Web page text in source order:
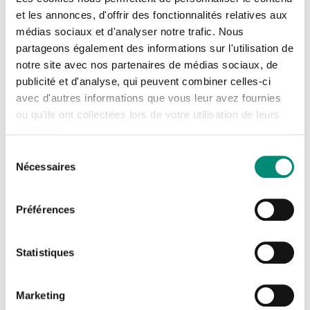
et les annonces, d'offrir des fonctionnalités relatives aux
médias sociaux et d'analyser notre trafic. Nous
partageons également des informations sur l'utilisation de
notre site avec nos partenaires de médias sociaux, de
publicité et d'analyse, qui peuvent combiner celles-ci
avec d'autres informations que vous leur avez fournies
ou qu'ils ont collectées lors de votre utilisation de leurs
Nécessaires
Préférences
Statistiques
Marketing
du Lundi 24 août 2026 au Mardi 1 septembre
2026
En distanciel
Découvrez nos projets en cours
Se connecter
J'ai déjà un compte
Adresse email *